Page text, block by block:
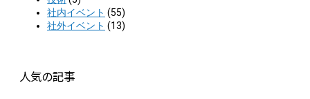
社内イベント (55)
社外イベント (13)
人気の記事